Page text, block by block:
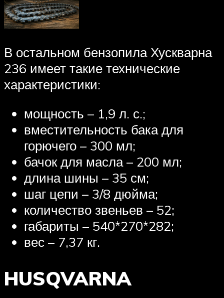
В остальном бензопила Хускварна
236 имеет такие технические
характеристики:
мощность – 1,9 л. с.;
вместительность бака для
горючего – 300 мл;
бачок для масла – 200 мл;
длина шины – 35 см;
шаг цепи – 3/8 дюйма;
количество звеньев – 52;
габариты – 540*270*282;
вес – 7,37 кг.
HUSQVARNA